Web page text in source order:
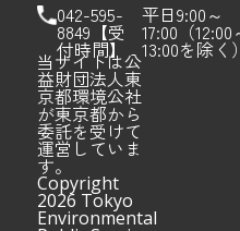
042-595-
8849【受
付時間】
平日9:00～
17:00（12:00
13:00を除く）
当サイトは公
益財団法人東
京都環境公社
が東京都から
委託を受けて
運営していま
す。
Copyright
2026 Tokyo
Environmental